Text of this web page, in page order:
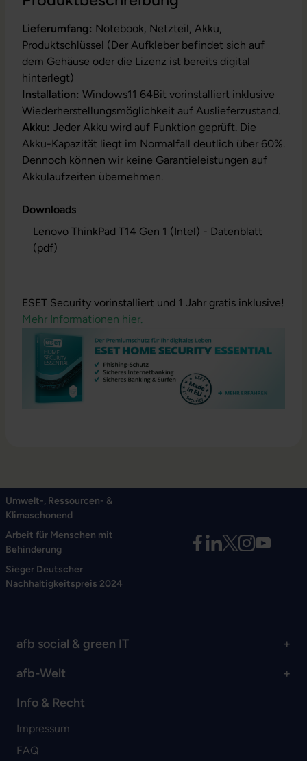
Lieferumfang: Notebook, Netzteil, Akku,
Produktschlüssel (Der Aufkleber befindet sich auf
dem Gehäuse oder die Lizenz ist bereits digital
hinterlegt)
Installation: Windows11 64Bit vorinstalliert inklusive
Wiederherstellungsmöglichkeit auf Auslieferzustand.
Akku: Jeder Akku wird auf Funktion geprüft. Die
Akku-Kapazität liegt im Normalfall deutlich über 60%.
Dennoch können wir keine Garantieleistungen auf
Akkulaufzeiten übernehmen.
Downloads
Lenovo ThinkPad T14 Gen 1 (Intel) - Datenblatt
(pdf)
ESET Security vorinstalliert und 1 Jahr gratis inklusive!
Mehr Informationen hier.
Umwelt-, Ressourcen- &
Klimaschonend
Arbeit für Menschen mit
Behinderung
Sieger Deutscher
Nachhaltigkeitspreis 2024
afb social & green IT
afb-Welt
Info & Recht
Impressum
FAQ